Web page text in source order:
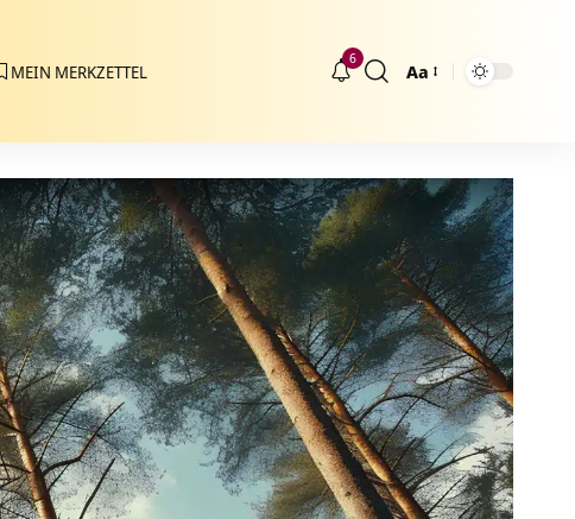
MEIN MERKZETTEL
6
Größenänderung
Aa